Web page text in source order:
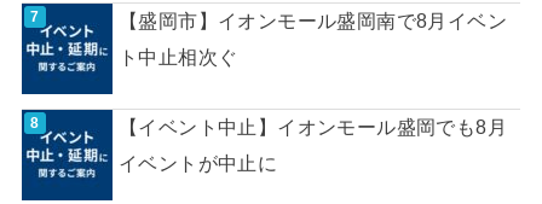
【盛岡市】イオンモール盛岡南で8月イベン
ト中止相次ぐ
【イベント中止】イオンモール盛岡でも8月
イベントが中止に